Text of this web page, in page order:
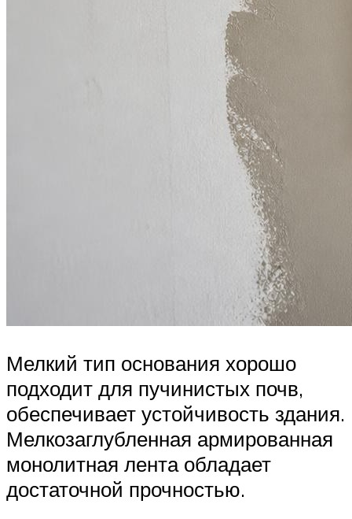
Мелкий тип основания хорошо
подходит для пучинистых почв,
обеспечивает устойчивость здания.
Мелкозаглубленная армированная
монолитная лента обладает
достаточной прочностью.